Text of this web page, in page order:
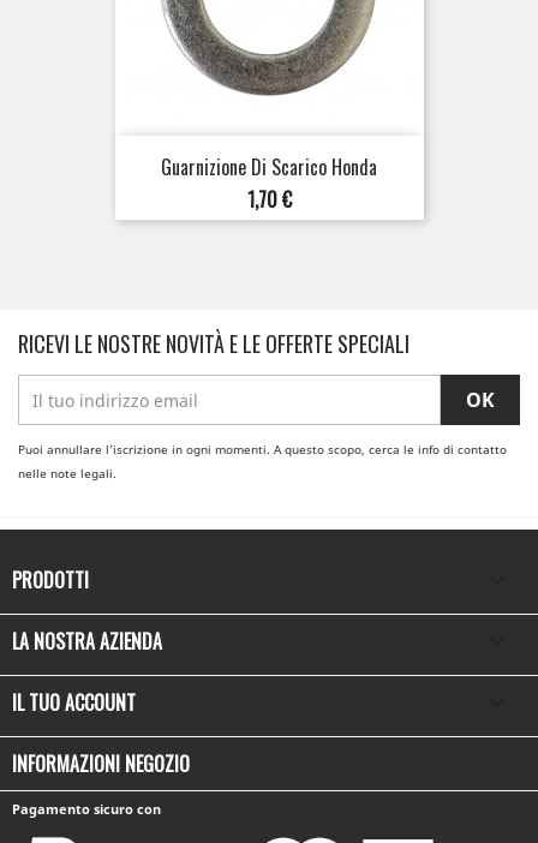
Guarnizione Di Scarico Honda
Prezzo
1,70 €
RICEVI LE NOSTRE NOVITÀ E LE OFFERTE SPECIALI
Puoi annullare l'iscrizione in ogni momenti. A questo scopo, cerca le info di contatto
nelle note legali.
PRODOTTI
LA NOSTRA AZIENDA
IL TUO ACCOUNT
INFORMAZIONI NEGOZIO
Pagamento sicuro con